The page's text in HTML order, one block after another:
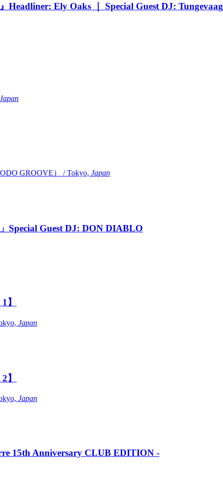
Headliner: Ely Oaks ｜ Special Guest DJ: Tungevaag
Japan
GROOVE） / Tokyo, Japan
Special Guest DJ: DON DIABLO
】
Japan
】
Japan
15th Anniversary CLUB EDITION -